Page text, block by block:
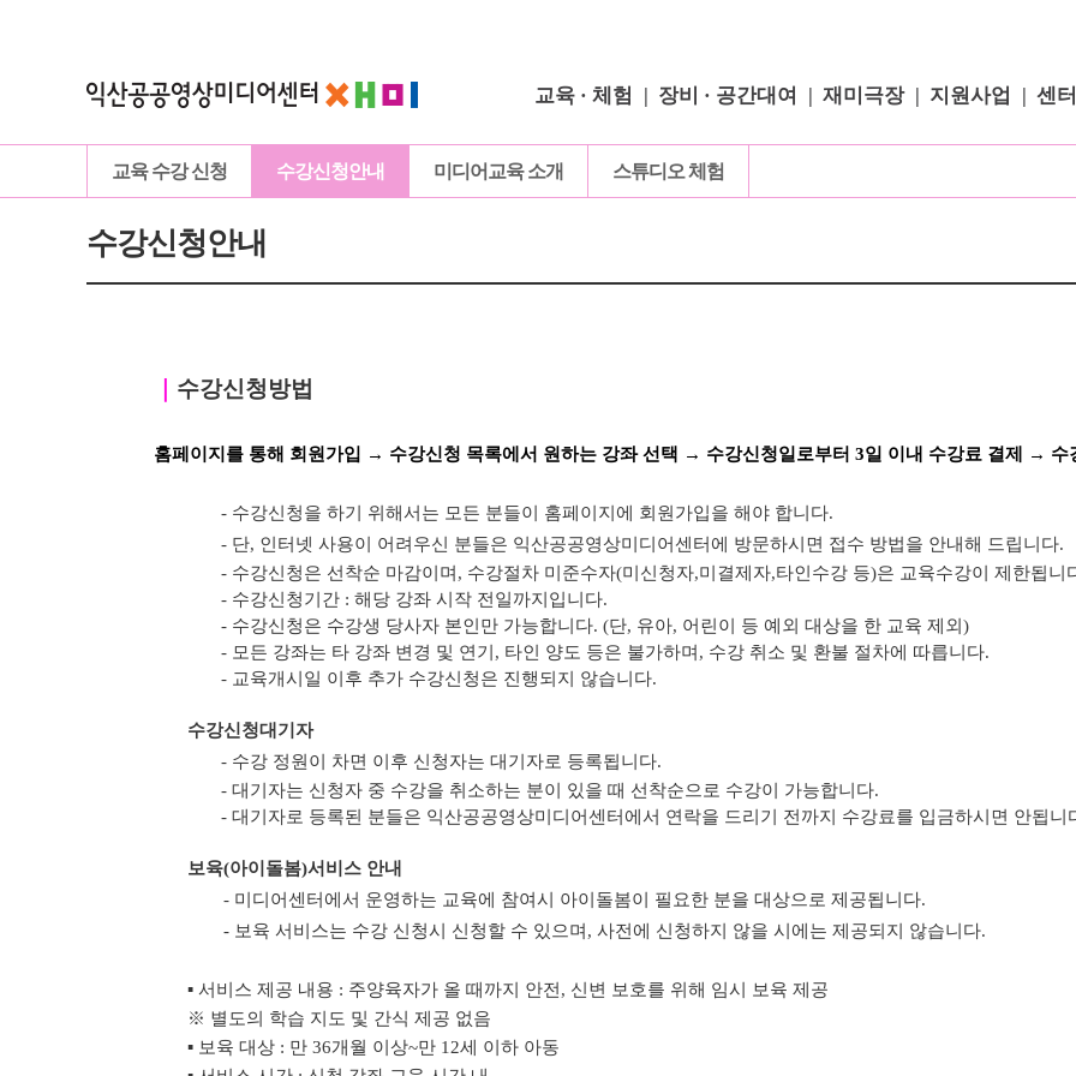
교육 · 체험 장비 · 공간대여 재미극장 지원사업 센
교육 수강 신청 수강신청안내 미디어교육 소개 스튜디오 체험
수강신청안내
수강신청방법
홈페이지를 통해 회원가입 → 수강신청 목록에서 원하는 강좌 선택 → 수강신청일로부터 3일 이내 수강료 결제 → 수
- 수강신청을 하기 위해서는 모든 분들이 홈페이지에 회원가입을 해야 합니다.
- 단, 인터넷 사용이 어려우신 분들은 익산공공영상미디어센터에 방문하시면 접수 방법을 안내해 드립니다.
- 수강신청은 선착순 마감이며, 수강절차 미준수자(미신청자,미결제자,타인수강 등)은 교육수강이 제한됩니
- 수강신청기간 : 해당 강좌 시작 전일까지입니다.
- 수강신청은 수강생 당사자 본인만 가능합니다. (단, 유아, 어린이 등 예외 대상을 한 교육 제외)
- 모든 강좌는 타 강좌 변경 및 연기, 타인 양도 등은 불가하며, 수강 취소 및 환불 절차에 따릅니다.
- 교육개시일 이후 추가 수강신청은 진행되지 않습니다.
수강신청대기자
- 수강 정원이 차면 이후 신청자는 대기자로 등록됩니다.
- 대기자는 신청자 중 수강을 취소하는 분이 있을 때 선착순으로 수강이 가능합니다.
- 대기자로 등록된 분들은 익산공공영상미디어센터에서 연락을 드리기 전까지 수강료를 입금하시면 안됩니
보육(아이돌봄)서비스 안내
- 미디어센터에서 운영하는 교육에 참여시 아이돌봄이 필요한 분을 대상으로 제공됩니다.
- 보육 서비스는 수강 신청시 신청할 수 있으며, 사전에 신청하지 않을 시에는 제공되지 않습니다.
▪ 서비스 제공 내용 : 주양육자가 올 때까지 안전, 신변 보호를 위해 임시 보육 제공
※ 별도의 학습 지도 및 간식 제공 없음
▪ 보육 대상 : 만 36개월 이상~만 12세 이하 아동